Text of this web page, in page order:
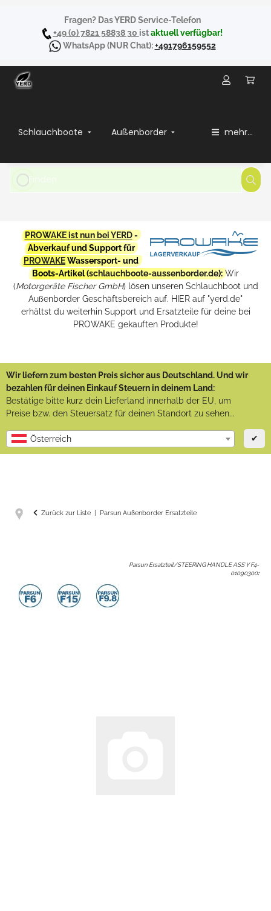
Fragen? Das YERD Service-Telefon
+49 (0) 7821 58838 30 istaktuell verfügbar!
WhatsApp(NUR Chat):+491796159552
Schlauchboote Außenborder mehr...
PROWAKE ist nun bei YERD-
Abverkauf und Support für
PROWAKEWassersport- und
Boots-Artikel (schlauchboote-aussenborder.de): Wir
(Motorgeräte Fischer GmbH) lösen unseren Schlauchboot und
Außenborder Geschäftsbereich auf. HIER auf "yerd.de"
erhältst du weiterhin Support und Ersatzteile für deine bei
PROWAKE gekauften Produkte!
Wir liefern zum besten Preis sicher aus Deutschland. Und wir
bezahlen für deinen Einkauf Steuern in deinem Land:
Bestätige bitte kurz dein Lieferland innerhalb der EU, um
Preise bzw. den Steuersatz für deinen Standort zu sehen...
Österreich ✔
Zurück zur Liste Parsun Außenborder Ersatzteile
Parsun Ersatzteil/STEERING HANDLE ASS'Y F4-
01090300: